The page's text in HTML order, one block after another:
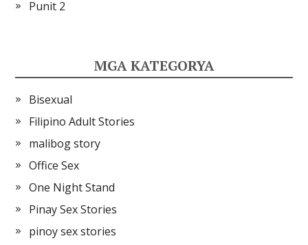
Punit 2
MGA KATEGORYA
Bisexual
Filipino Adult Stories
malibog story
Office Sex
One Night Stand
Pinay Sex Stories
pinoy sex stories